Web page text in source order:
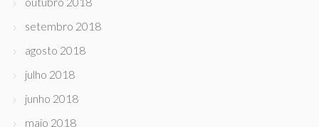
setembro 2018
agosto 2018
julho 2018
junho 2018
maio 2018